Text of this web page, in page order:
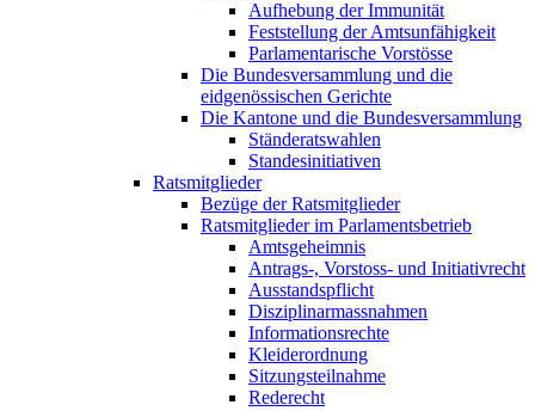
Aufhebung der Immunität
Feststellung der Amtsunfähigkeit
Parlamentarische Vorstösse
Die Bundesversammlung und die
eidgenössischen Gerichte
Die Kantone und die Bundesversammlung
Ständeratswahlen
Standesinitiativen
Ratsmitglieder
Bezüge der Ratsmitglieder
Ratsmitglieder im Parlamentsbetrieb
Amtsgeheimnis
Antrags-, Vorstoss- und Initiativrecht
Ausstandspflicht
Disziplinarmassnahmen
Informationsrechte
Kleiderordnung
Sitzungsteilnahme
Rederecht